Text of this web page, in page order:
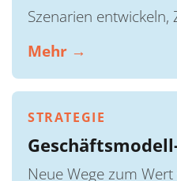
Szenarien
Mehr →
STRATEGIE
Neue Wege zum